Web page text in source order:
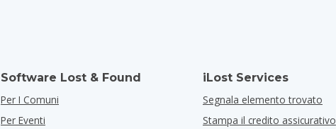
Software Lost & Found
Per I Comuni
Per Eventi
iLost Services
Segnala elemento trovato
Stampa il credito assicurativo